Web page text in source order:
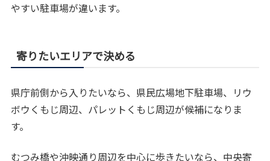
やすい駐車場が違います。
寄りたいエリアで決める
県庁前側から入りたいなら、県民広場地下駐車場、リウ
ボウくもじ周辺、パレットくもじ周辺が候補になりま
す。
むつみ橋や沖映通り周辺を中心に歩きたいなら、中央寄